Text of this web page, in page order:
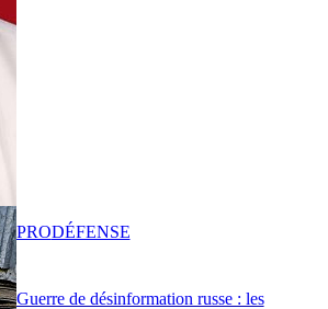
Guerre de désinformation russe : les
PRODÉFENSE